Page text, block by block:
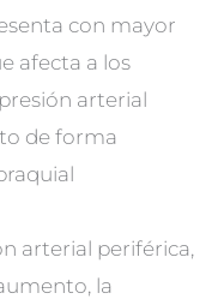
con mayor
afecta a los
arterial
de forma
arterial periférica,
la